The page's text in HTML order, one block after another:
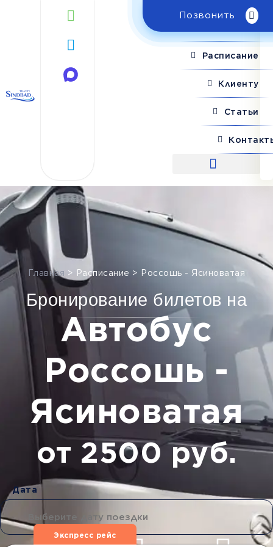
Позвонить
Расписание
Клиенту
Статьи
Главная > Расписание > Россошь - Ясиноватая
Бронирование билетов на
Автобус
Россошь -
Ясиноватая
от 2500 руб.
Дата
Экспресс рейс